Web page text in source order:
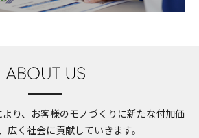
り、 お客様のモノづくりに新たな付加価
広く社会に貢献していきます。